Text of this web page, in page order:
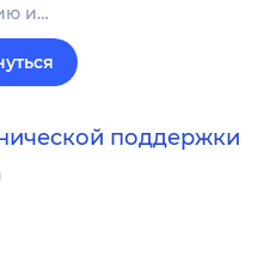
и…
поддержки